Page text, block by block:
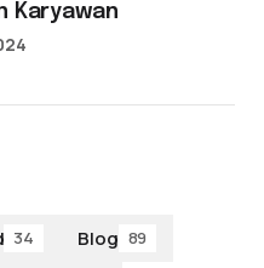
Karyawan
34 Blog 89